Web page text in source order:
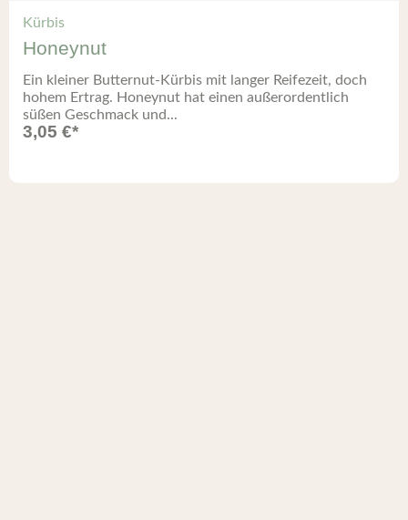
Kürbis
Honeynut
Ein kleiner Butternut-Kürbis mit langer Reifezeit, doch
hohem Ertrag. Honeynut hat einen außerordentlich
süßen Geschmack und...
3,05 €*